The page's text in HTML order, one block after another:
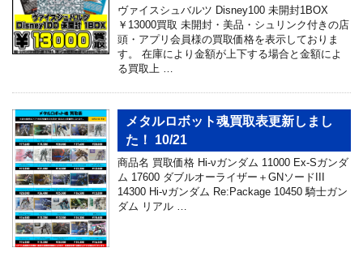
ヴァイスシュバルツ Disney100 未開封1BOX
￥13000買取 未開封・美品・シュリンク付きの店
頭・アプリ会員様の買取価格を表示しておりま
す。 在庫により金額が上下する場合と金額によ
る買取上 …
メタルロボット魂買取表更新しまし
た！ 10/21
商品名 買取価格 Hi-νガンダム 11000 Ex-Sガンダ
ム 17600 ダブルオーライザー＋GNソードIII
14300 Hi-νガンダム Re:Package 10450 騎士ガン
ダム リアル …